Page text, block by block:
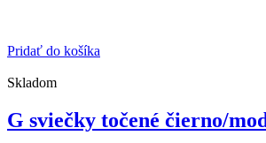
Pridať do košíka
Skladom
G sviečky točené čierno/